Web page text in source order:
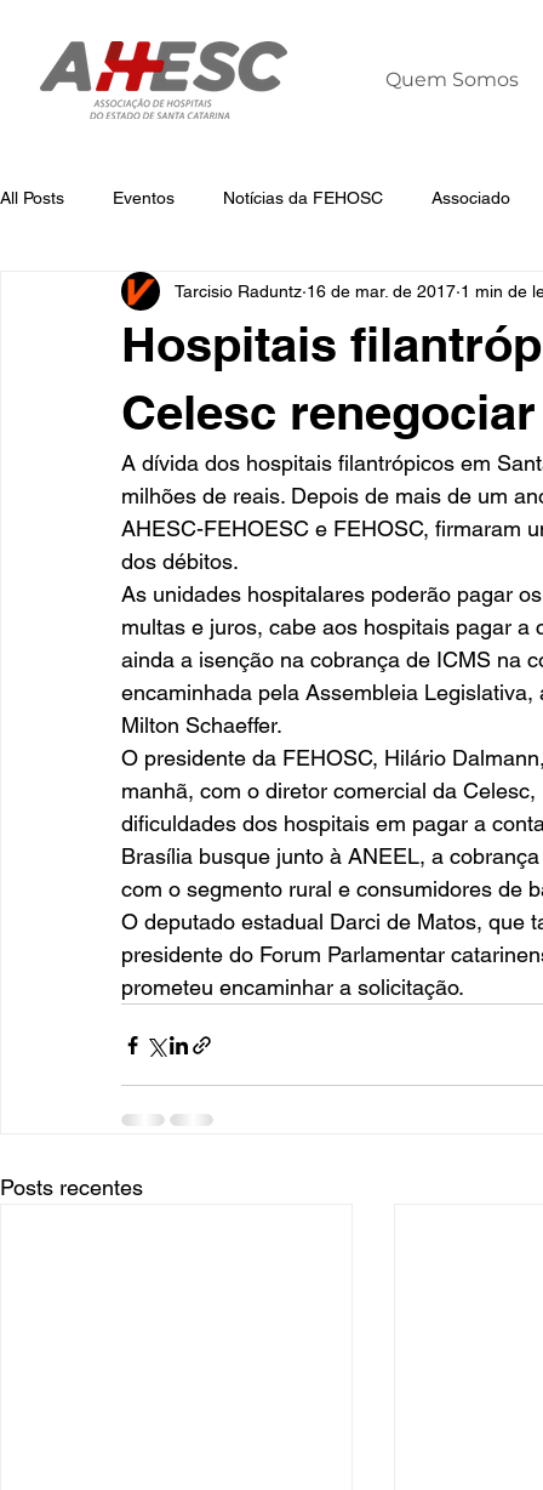
Quem Somos
All Posts Eventos Notícias da FEHOSC Associado
Notícias da AHESC Liderança Dia
Hospitais
Celesc
Tarcisio Raduntz 16 de mar. de 2017 1 min de
A dívida dos hospitais filantrópicos em
milhões de reais. Depois de mais de um
AHESC-FEHOESC e FEHOSC, firmaram
dos débitos.
As unidades hospitalares poderão pagar
multas e juros, cabe aos hospitais pagar
ainda a isenção na cobrança de ICMS na
encaminhada pela Assembleia
Milton Schaeffer.
O presidente da FEHOSC, Hilário
manhã, com o diretor comercial da
dificuldades dos hospitais em pagar a
Brasília busque junto à ANEEL, a
com o segmento rural e consumidores de
O deputado estadual Darci de Matos, que
presidente do Forum Parlamentar
prometeu encaminhar a solicitação.
Posts recentes